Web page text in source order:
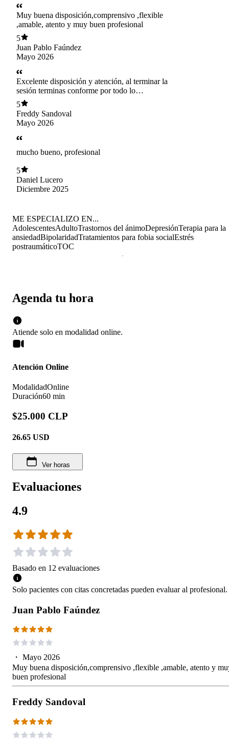
Muy buena disposición,comprensivo ,flexible
,amable, atento y muy buen profesional
5
Juan Pablo Faúndez
Mayo 2026
Excelente disposición y atención, al terminar la
sesión terminas conforme por todo lo
conversado, buen psicólogo lo recomiendo
100%
5
Freddy Sandoval
Mayo 2026
mucho bueno, profesional
5
Daniel Lucero
Diciembre 2025
Agenda tu hora
Atiende solo en modalidad online.
Atención Online
ModalidadOnline
Duración60 min
$25.000 CLP
26.65 USD
Ver horas
Evaluaciones
4.9
Basado en 12 evaluaciones
Solo pacientes con citas concretadas pueden evaluar al profesional.
Juan Pablo Faúndez
・ Mayo 2026
Muy buena disposición,comprensivo ,flexible ,amable, atento y
buen profesional
Freddy Sandoval
ME ESPECIALIZO EN...
AdolescentesAdultoTrastornos del ánimoDepresiónTerapia para la
ansiedadBipolaridadTratamientos para fobia socialEstrés
postraumáticoTOC